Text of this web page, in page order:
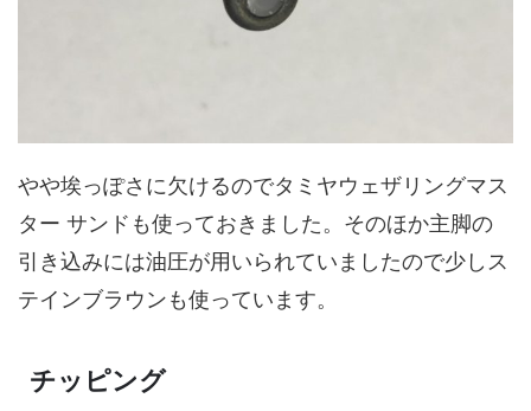
やや埃っぽさに欠けるのでタミヤウェザリングマス
ター サンドも使っておきました。そのほか主脚の
引き込みには油圧が用いられていましたので少しス
テインブラウンも使っています。
チッピング